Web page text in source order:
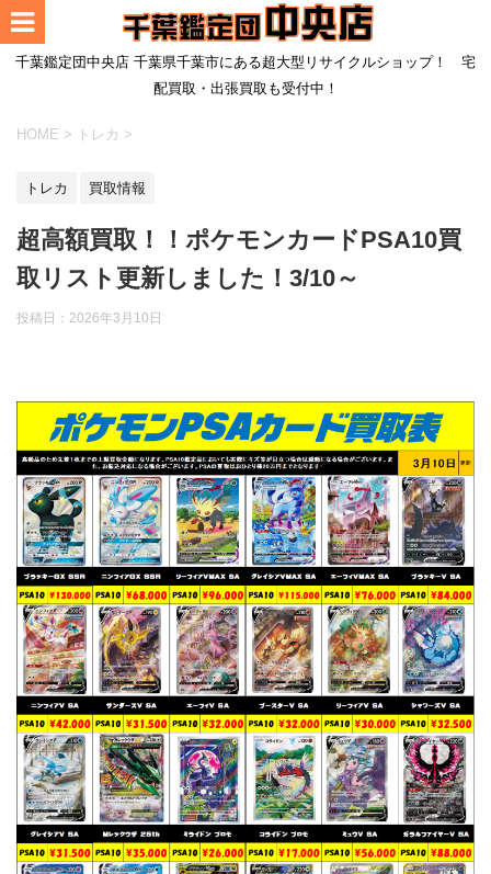
千葉鑑定団中央店 千葉県千葉市にある超大型リサイクルショップ！ 宅
配買取・出張買取も受付中！
HOME > トレカ >
トレカ 買取情報
超高額買取！！ポケモンカードPSA10買
取リスト更新しました！3/10～
投稿日： 2026年3月10日